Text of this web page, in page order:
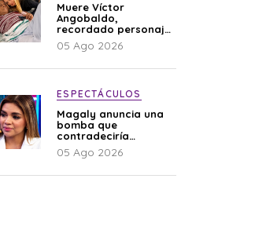
Muere Víctor
Angobaldo,
recordado personaje
de la farándula y
expareja de Shirley
05 Ago 2026
ESPECTÁCULOS
Magaly anuncia una
bomba que
contradeciría
comunicado de La
Bella Luz: “Hay un
05 Ago 2026